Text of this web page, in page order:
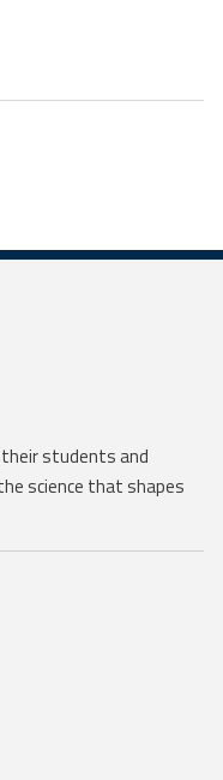
their students and
science that shapes